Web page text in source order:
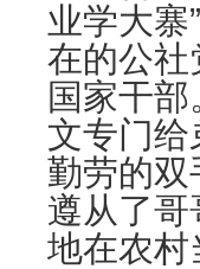
业学大寨
在的公社
国家干
文专门给
勤劳的双
遵从了
地在农村